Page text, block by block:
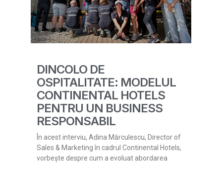
DINCOLO DE
OSPITALITATE: MODELUL
CONTINENTAL HOTELS
PENTRU UN BUSINESS
RESPONSABIL
În acest interviu, Adina Mărculescu, Director of
Sales & Marketing în cadrul Continental Hotels,
vorbește despre cum a evoluat abordarea